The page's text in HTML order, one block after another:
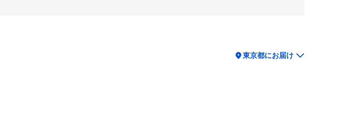
location_on東京都にお届け